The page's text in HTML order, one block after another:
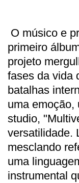
O músico e
primeiro
projeto
fases da vida
batalhas
uma emoção,
studio,
versatilidade.
mesclando
uma
instrumental